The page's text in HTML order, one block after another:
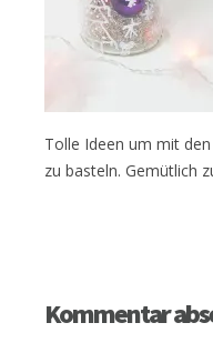
Tolle Ideen um mit
zu basteln. Gemütlich
Kommentar